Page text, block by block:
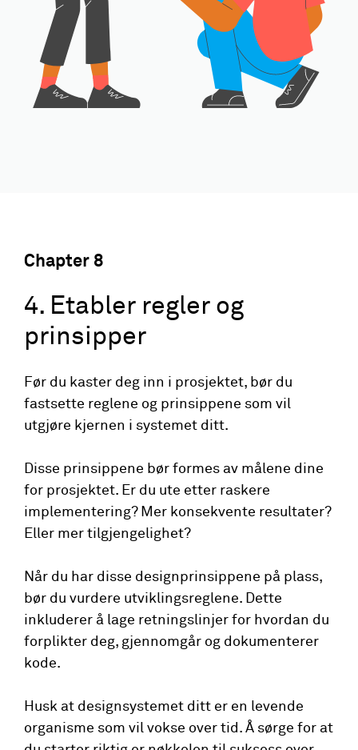
Chapter 8
4. Etabler regler og
prinsipper
Før du kaster deg inn i prosjektet, bør du
fastsette reglene og prinsippene som vil
utgjøre kjernen i systemet ditt.
Disse prinsippene bør formes av målene dine
for prosjektet. Er du ute etter raskere
implementering? Mer konsekvente resultater?
Eller mer tilgjengelighet?
Når du har disse designprinsippene på plass,
bør du vurdere utviklingsreglene. Dette
inkluderer å lage retningslinjer for hvordan du
forplikter deg, gjennomgår og dokumenterer
kode.
Husk at designsystemet ditt er en levende
organisme som vil vokse over tid. Å sørge for at